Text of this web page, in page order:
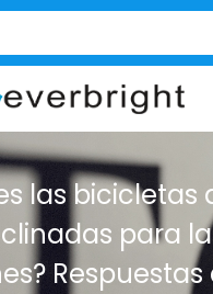
las bicicletas
para
Respuestas